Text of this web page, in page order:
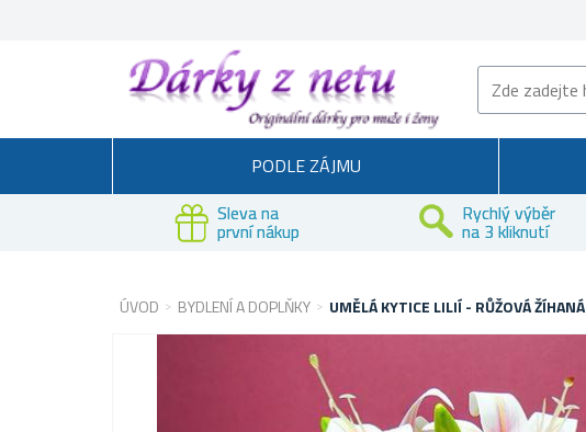
PODLE ZÁJMU
Sleva na
první nákup
Rychlý výběr
na 3 kliknutí
ÚVOD BYDLENÍ A DOPLŇKY UMĚLÁ KYTICE LILIÍ - RŮŽOVÁ ŽÍHANÁ